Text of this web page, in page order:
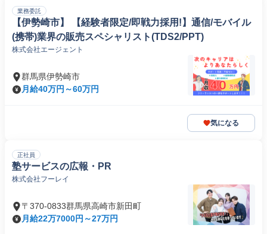
業務委託
【伊勢崎市】 【経験者限定/即戦力採用!】通信/モバイル
(携帯)業界の販売スペシャリスト(TDS2/PPT)
株式会社エージェント
群馬県伊勢崎市
月給40万円～60万円
気になる
正社員
塾サービスの広報・PR
株式会社フーレイ
〒370-0833群馬県高崎市新田町
月給22万7000円～27万円